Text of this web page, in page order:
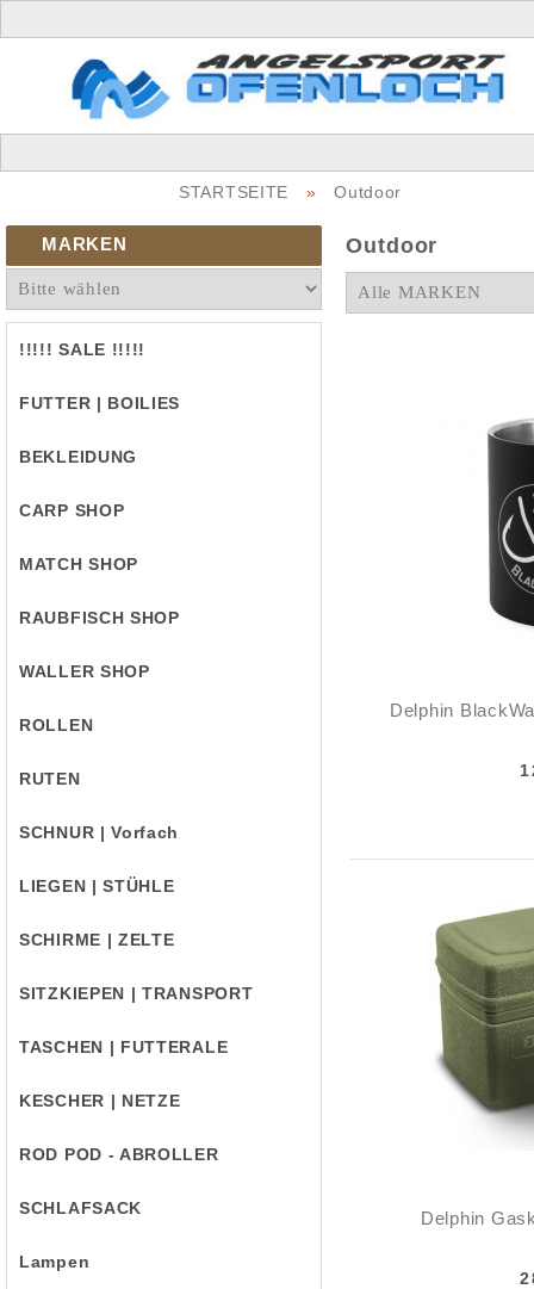
STARTSEITE » Outdoor
MARKEN
!!!!! SALE !!!!!
FUTTER | BOILIES
BEKLEIDUNG
CARP SHOP
MATCH SHOP
RAUBFISCH SHOP
WALLER SHOP
ROLLEN
RUTEN
SCHNUR | Vorfach
LIEGEN | STÜHLE
SCHIRME | ZELTE
SITZKIEPEN | TRANSPORT
TASCHEN | FUTTERALE
KESCHER | NETZE
ROD POD - ABROLLER
SCHLAFSACK
Lampen
Outdoor
Delphin
Delphin